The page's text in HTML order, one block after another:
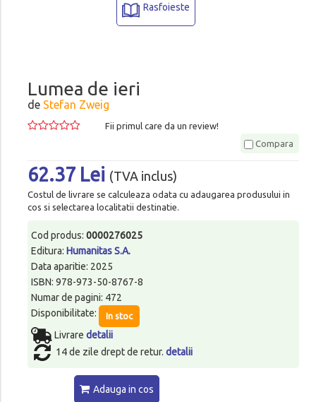
Rasfoieste
Lumea de ieri
de Stefan Zweig
Fii primul care da un review!
Compara
62.37 Lei (TVA inclus)
Costul de livrare se calculeaza odata cu adaugarea produsului in
cos si selectarea localitatii destinatie.
Cod produs: 0000276025
Editura: Humanitas S.A.
Data aparitie: 2025
ISBN: 978-973-50-8767-8
Numar de pagini: 472
Disponibilitate:
In stoc
Livrare detalii
14 de zile drept de retur. detalii
Adauga in cos